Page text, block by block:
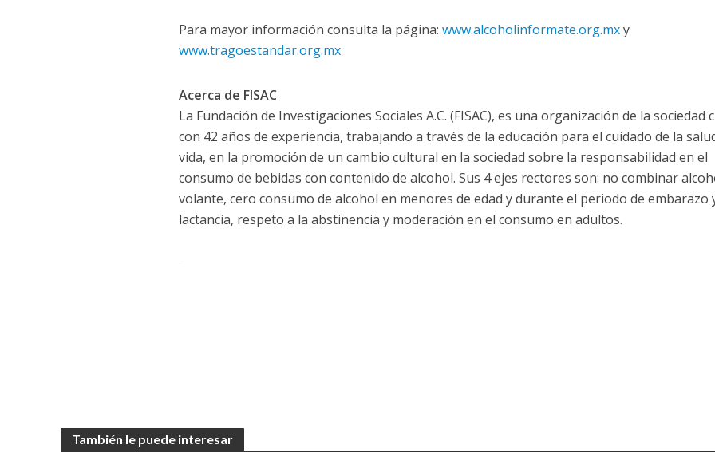
Para mayor información consulta la página: www.alcoholinformate.org.mxy
www.tragoestandar.org.mx
Acerca de FISAC
La Fundación de Investigaciones Sociales A.C. (FISAC), es una organización de la sociedad
con 42 años de experiencia, trabajando a través de la educación para el cuidado de la
vida, en la promoción de un cambio cultural en la sociedad sobre la responsabilidad en el
consumo de bebidas con contenido de alcohol. Sus 4 ejes rectores son: no combinar
volante, cero consumo de alcohol en menores de edad y durante el periodo de embarazo
lactancia, respeto a la abstinencia y moderación en el consumo en adultos.
También le puede interesar